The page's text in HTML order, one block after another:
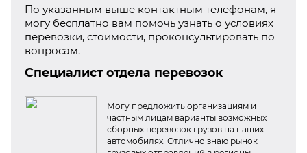
По указанным выше контактным телефонам, я
могу бесплатно вам помочь узнать о условиях
перевозки, стоимости, проконсультировать по
вопросам.
Специалист отдела перевозок
Могу предложить организациям и
частным лицам варианты возможных
сборных перевозок грузов на наших
автомобилях. Отлично знаю рынок